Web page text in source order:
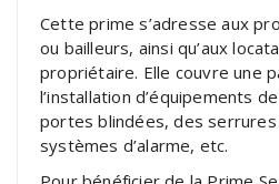
Cette prime s’adresse aux
ou bailleurs, ainsi qu’aux
propriétaire. Elle couvre une
l’installation d’équipements
portes blindées, des
systèmes d’alarme, etc.